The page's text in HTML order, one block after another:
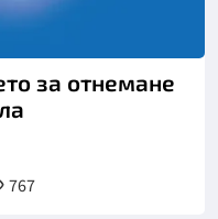
за отнемане
767